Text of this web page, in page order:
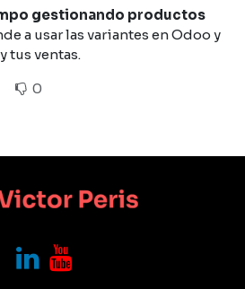
gestionando productos
a usar las variantes en Odoo y
tus ventas.
0